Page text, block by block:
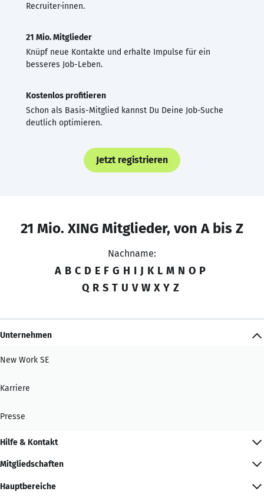
Recruiter·innen.
21 Mio. Mitglieder
Knüpf neue Kontakte und erhalte Impulse für ein
besseres Job-Leben.
Kostenlos profitieren
Schon als Basis-Mitglied kannst Du Deine Job-Suche
deutlich optimieren.
Jetzt registrieren
21 Mio. XING Mitglieder, von A bis Z
Nachname:
A B C D E F G H I J K L M N O P
Q R S T U V W X Y Z
Unternehmen
New Work SE
Karriere
Presse
Hilfe & Kontakt
Mitgliedschaften
Hauptbereiche